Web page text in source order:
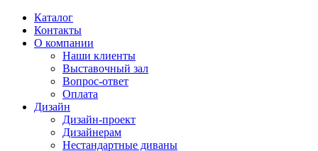
Каталог
Контакты
О компании
Наши клиенты
Выставочный зал
Вопрос-ответ
Оплата
Дизайн
Дизайн-проект
Дизайнерам
Нестандартные диваны